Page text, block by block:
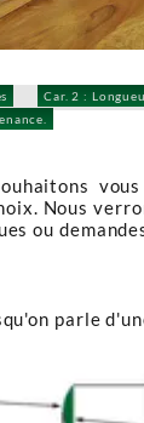
Car. 2 :
Nous
ou
parle